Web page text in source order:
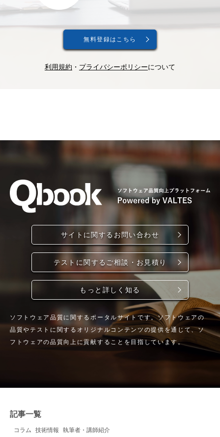
無料登録はこちら
利用規約 ・ プライバシーポリシーについて
サイトに関するお問い合わせ
テストに関するご相談・お見積り
もっと詳しく知る
ソフトウェア品質に関するポータルサイトです。ソフトウェアの
品質やテストに関するオリジナルコンテンツの提供を通じて、ソ
フトウェアの品質向上に貢献することを目指しています。
記事一覧
コラム 技術情報 執筆者・講師紹介